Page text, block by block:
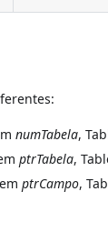
numTabela,
ptrTabela,
ptrCampo,